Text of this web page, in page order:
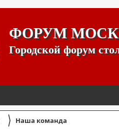
ФОРУМ
Городской форум
〉 Наша команда